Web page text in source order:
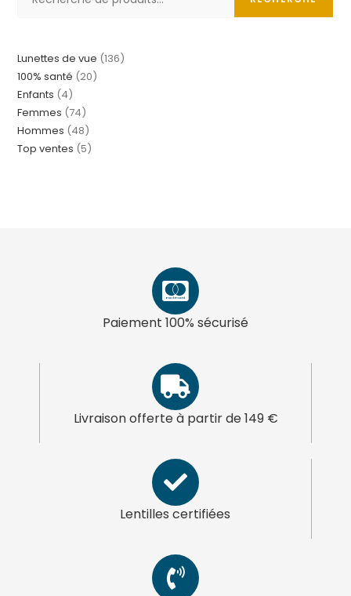
Lunettes de vue 136
100% santé 20
Enfants 4
Femmes 74
Hommes 48
Top ventes 5
Paiement 100% sécurisé
Livraison offerte à partir de 149 €
Lentilles certifiées